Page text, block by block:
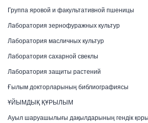
Группа яровой и факультативной пшеницы
Лаборатория зернофуражных культур
Лаборатория масличных культур
Лаборатория сахарной свеклы
Лаборатория защиты растений
Ғылым докторларының библиографиясы
ҰЙЫМДЫҚ ҚҰРЫЛЫМ
Ауыл шаруашылығы дақылдарының гендік